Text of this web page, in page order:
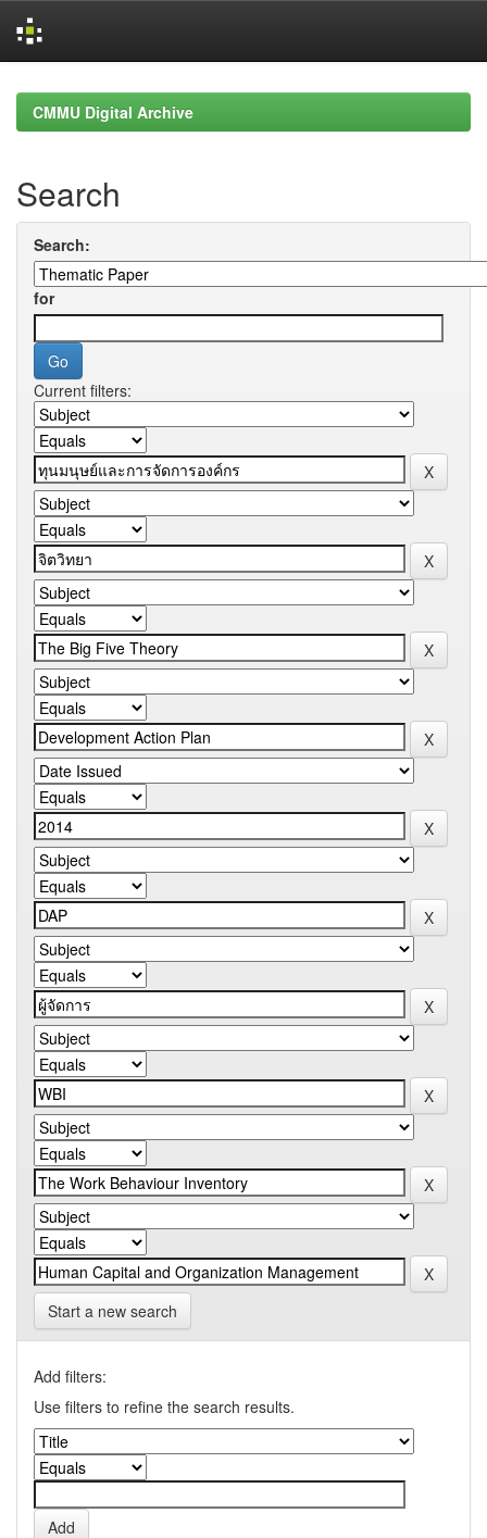
navigationCMMU Digital Archive
Search
Search:
for
Current filters:
Start a new search
Add filters:
Use filters to refine the search results.